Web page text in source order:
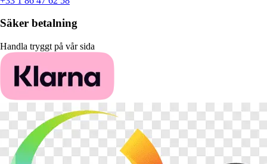
Säker betalning
Handla tryggt på vår sida